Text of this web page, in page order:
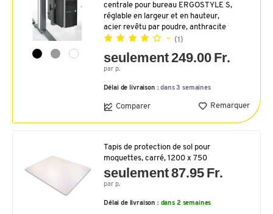
centrale pour bureau ERGOSTYLE S,
réglable en largeur et en hauteur,
acier revêtu par poudre, anthracite
(1)
seulement 249.00 Fr.
par p.
Délai de livraison :dans 3 semaines
Comparer Remarquer
Tapis de protection de sol pour
moquettes, carré, 1200 x 750
seulement 87.95 Fr.
par p.
Délai de livraison : dans 2 semaines